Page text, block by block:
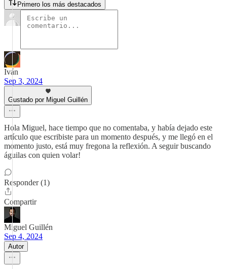
Primero los más destacados
Iván
Sep 3, 2024
Gustado por Miguel Guillén
Hola Miguel, hace tiempo que no comentaba, y había dejado este
artículo que escribiste para un momento después, y me llegó en el
momento justo, está muy fregona la reflexión. A seguir buscando
águilas con quien volar!
Responder (1)
Compartir
Miguel Guillén
Sep 4, 2024
Autor